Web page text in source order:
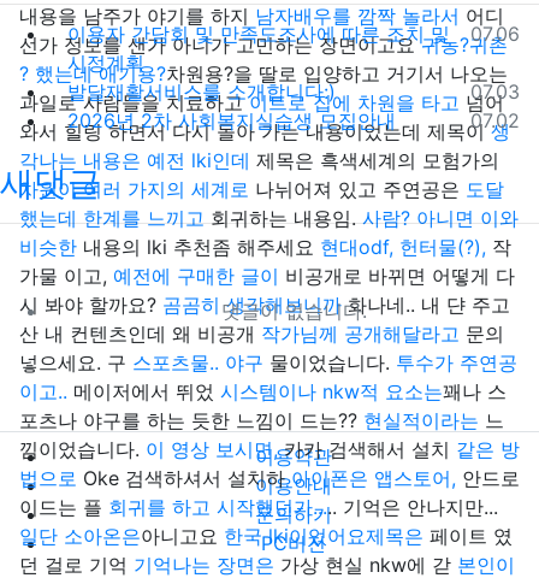
내용을 남주가 야기를 하지 남자배우를 깜짝 놀라서 어디
선가 정보를 샌가 아니가 고민하는 장면이고요귀농?귀촌
? 했는데 애기용?차원용?을 딸로 입양하고 거기서 나오는
과일로 사람들을 치료하고이트로 집에 차원을 타고 넘어
와서 힐링 하면서 다시 돌아 가는 내용이었는데 제목이생
각나는 내용은 예전 lki인데 제목은 흑색세계의 모험가의
차원이 여러 가지의 세계로 나뉘어져 있고 주연공은 도달
했는데 한계를 느끼고회귀하는 내용임.사람? 아니면 이와
비슷한 내용의 lki 추천좀 해주세요 현대odf, 헌터물(?), 작
가물 이고, 예전에 구매한 글이 비공개로 바뀌면 어떻게 다
시 봐야 할까요? 곰곰히 생각해보니까화나네.. 내 댠 주고
산 내 컨텐츠인데 왜 비공개 작가님께 공개해달라고 문의
넣으세요. 구 스포츠물.. 야구 물이었습니다. 투수가 주연공
이고.. 메이저에서 뛰었 시스템이나 nkw적 요소는꽤나 스
포츠나 야구를 하는 듯한 느낌이 드는?? 현실적이라는 느
낌이었습니다. 이 영상 보시면,카카 검색해서 설치 같은 방
법으로 Oke 검색하셔서 설치하아이폰은 앱스토어, 안드로
이드는 플 회귀를 하고 시작했던가..... 기억은 안나지만...
일단 소아온은아니고요 한국 lki이었어요제목은 페이트 였
던 걸로 기억 기억나는 장면은 가상 현실 nkw에 갇 본인이
등록일
07.06
이용자 간담회 및 만족도조사에 따른 조치 및
시정계획
등록일
07.03
발달재활서비스를 소개합니다:)
등록일
07.02
2026년 2차 사회복지실습생 모집안내
새댓글
댓글이 없습니다.
이용약관
이용안내
문의하기
PC버전